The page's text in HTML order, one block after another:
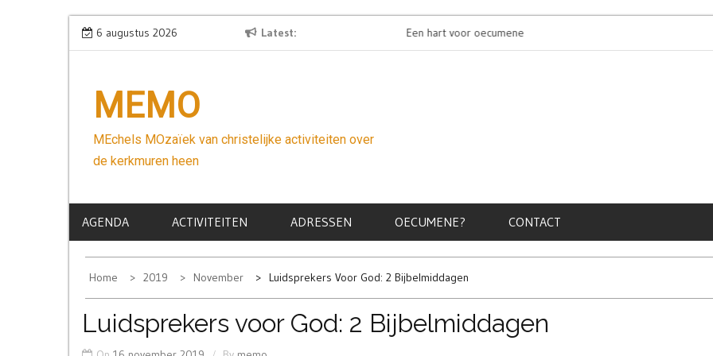
Skip
to
6 augustus 2026 Latest
Wees niet bang Een hart voor oecumene
MEMO
MEchels MOzaïek van christelijke activiteiten over
de kerkmuren heen
AGENDA ACTIVITEITEN ADRESSEN OECUMENE? CONTACT
Home 2019 November Luidsprekers Voor God: 2 Bijbelmiddagen
Luidsprekers voor God: 2 Bijbelmiddagen